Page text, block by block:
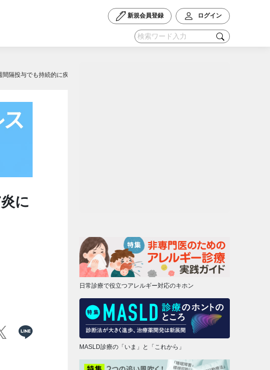
新規会員登録 ログイン
隔投与でも持続的に疾患コントロール
に
日常診療で役立つアレルギー対応のキホン
MASLD診療の「いま」と「これから」